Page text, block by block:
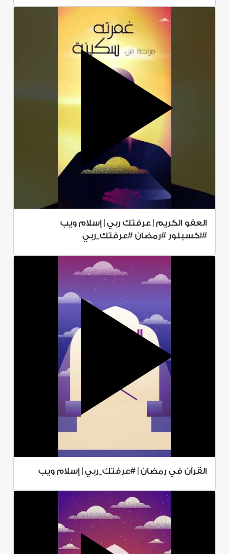
العفو الكريم | عرفتك ربي | إسلام ويب
#اكسبلور #رمضان #عرفتك_ربي
القرآن في رمضان | #عرفتك_ربي | إسلام ويب